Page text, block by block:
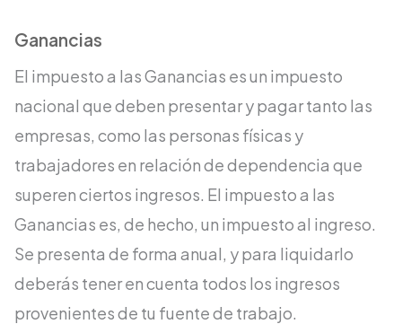
Ganancias
El impuesto a las Ganancias es un impuesto
nacional que deben presentar y pagar tanto las
empresas, como las personas físicas y
trabajadores en relación de dependencia que
superen ciertos ingresos. El impuesto a las
Ganancias es, de hecho, un impuesto al ingreso.
Se presenta de forma anual, y para liquidarlo
deberás tener en cuenta todos los ingresos
provenientes de tu fuente de trabajo.